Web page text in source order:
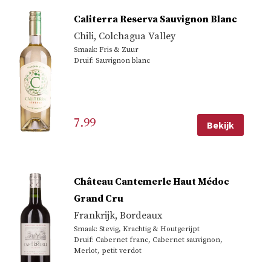
Caliterra Reserva Sauvignon Blanc
Chili, Colchagua Valley
Smaak: Fris & Zuur
Druif: Sauvignon blanc
7.99 Bekijk
Château Cantemerle Haut Médoc
Grand Cru
Frankrijk, Bordeaux
Smaak: Stevig, Krachtig & Houtgerijpt
Druif: Cabernet franc, Cabernet sauvignon,
Merlot, petit verdot